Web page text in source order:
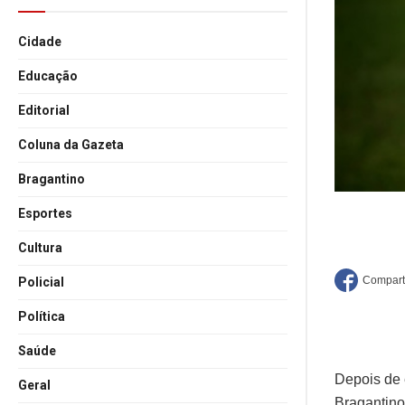
Cidade
Educação
Editorial
Coluna da Gazeta
Bragantino
Esportes
Cultura
Policial
Política
Saúde
Geral
Depois de